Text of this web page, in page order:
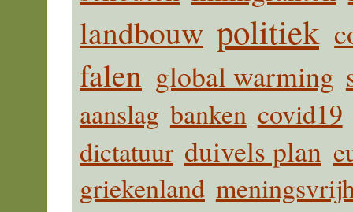
landbouw politiek
falen global warming
aanslag banken covid19
dictatuur duivels plan
griekenland